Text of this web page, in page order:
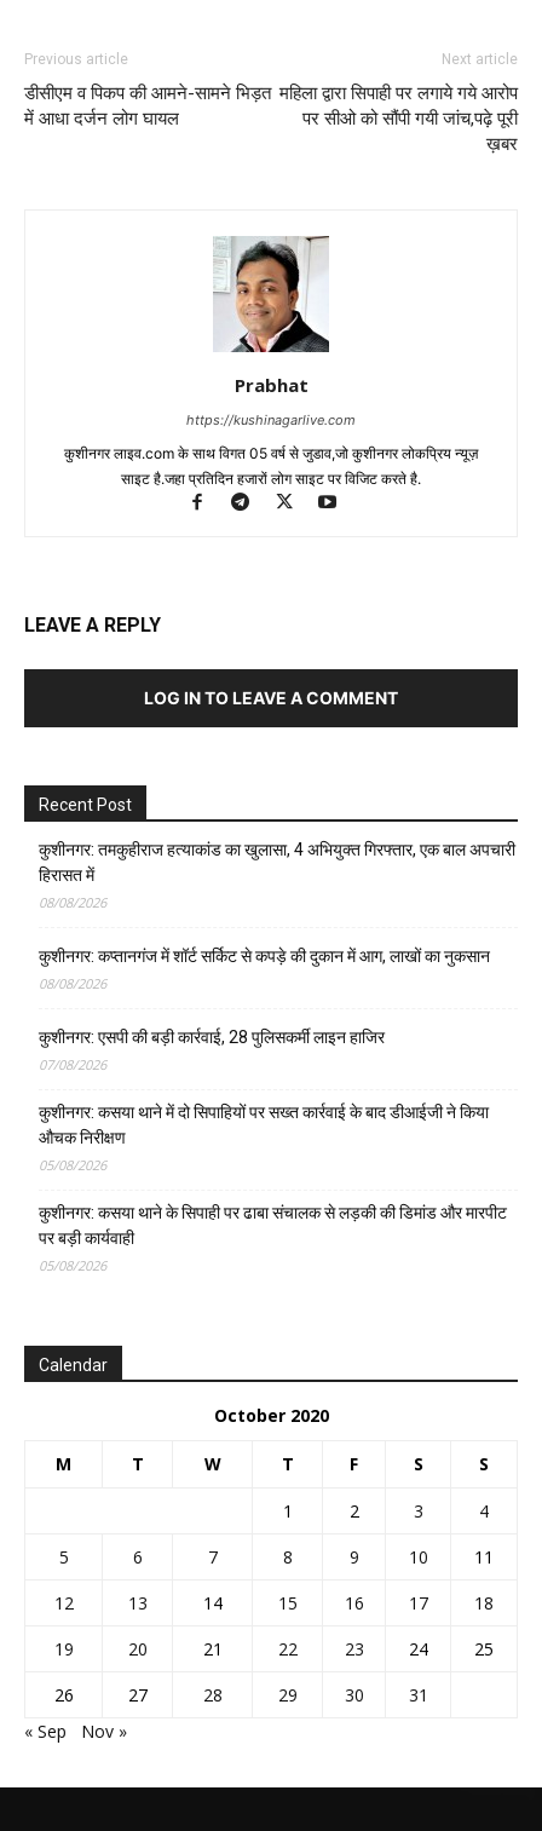
Previous article
डीसीएम व पिकप की आमने-सामने भिड़त
में आधा दर्जन लोग घायल
Next article
महिला द्वारा सिपाही पर लगाये गये आरोप
पर सीओ को सौंपी गयी जांच,पढ़े पूरी
ख़बर
Prabhat
https://kushinagarlive.com
कुशीनगर लाइव.com के साथ विगत 05 वर्ष से जुडाव,जो कुशीनगर लोकप्रिय न्यूज़
साइट है.जहा प्रतिदिन हजारों लोग साइट पर विजिट करते है.
LEAVE A REPLY
LOG IN TO LEAVE A COMMENT
Recent Post
कुशीनगर: तमकुहीराज हत्याकांड का खुलासा, 4 अभियुक्त गिरफ्तार, एक बाल अपचारी
हिरासत में
08/08/2026
कुशीनगर: कप्तानगंज में शॉर्ट सर्किट से कपड़े की दुकान में आग, लाखों का नुकसान
08/08/2026
कुशीनगर: एसपी की बड़ी कार्रवाई, 28 पुलिसकर्मी लाइन हाजिर
07/08/2026
कुशीनगर: कसया थाने में दो सिपाहियों पर सख्त कार्रवाई के बाद डीआईजी ने किया
औचक निरीक्षण
05/08/2026
कुशीनगर: कसया थाने के सिपाही पर ढाबा संचालक से लड़की की डिमांड और मारपीट
पर बड़ी कार्यवाही
05/08/2026
Calendar
October 2020
M T W T F S S
1 2 3
4
5
6 7 8 9 10
11
12
13 14 15 16 17
18
19
20 21 22 23 24
25
26
27 28 29 30
31
« Sep
Nov »